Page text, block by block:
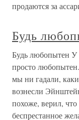
продаются за
Будь
Будь любопытен У
просто
мы ни гадали,
вознесли
похоже, верил,
беспрестанное